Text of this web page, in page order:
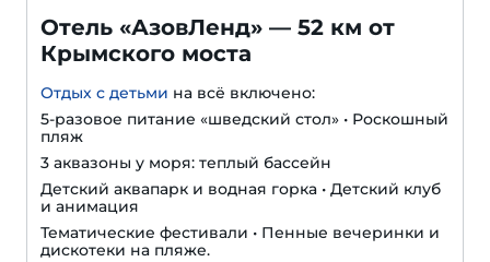
Отель «АзовЛенд» — 52 км от
Крымского моста
Отдых с детьми на всё включено:
5-разовое питание «шведский стол» • Роскошный
пляж
3 аквазоны у моря: теплый бассейн
Детский аквапарк и водная горка • Детский клуб
и анимация
Тематические фестивали • Пенные вечеринки и
дискотеки на пляже.